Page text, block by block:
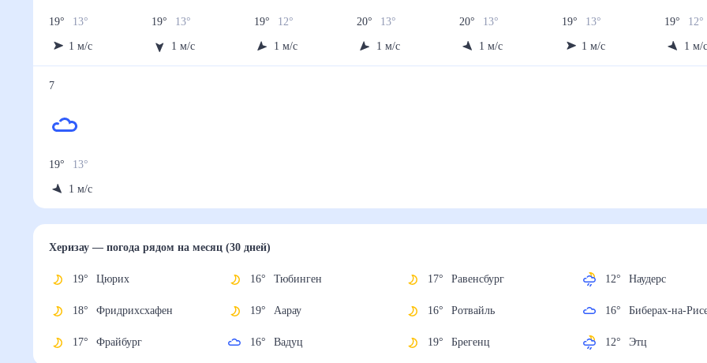
19° 13°
1 м/с
19° 13°
1 м/с
19° 12°
1 м/с
20° 13°
1 м/с
20° 13°
1 м/с
19° 13°
1 м/с
19° 12°
1 м/
7
19° 13°
1 м/с
Херизау— погода рядомна месяц (30 дней)
19° Цюрих
18° Фридрихсхафен
17° Фрайбург
16° Тюбинген
19° Аарау
16° Вадуц
17° Равенсбург
16° Ротвайль
19° Брегенц
12° Наудерс
16° Биберах-на-
12° Этц